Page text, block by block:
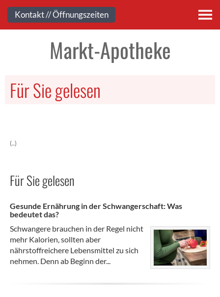
Kontakt
Markt-Apotheke
Für Sie gelesen
(..)
Für Sie gelesen
Gesunde Ernährung in der Schwangerschaft: Was
bedeutet das?
Schwangere brauchen in der Regel nicht
mehr Kalorien, sollten aber
nährstoffreichere Lebensmittel zu sich
nehmen. Denn ab Beginn der...
Kontakt // Öffnungszeiten